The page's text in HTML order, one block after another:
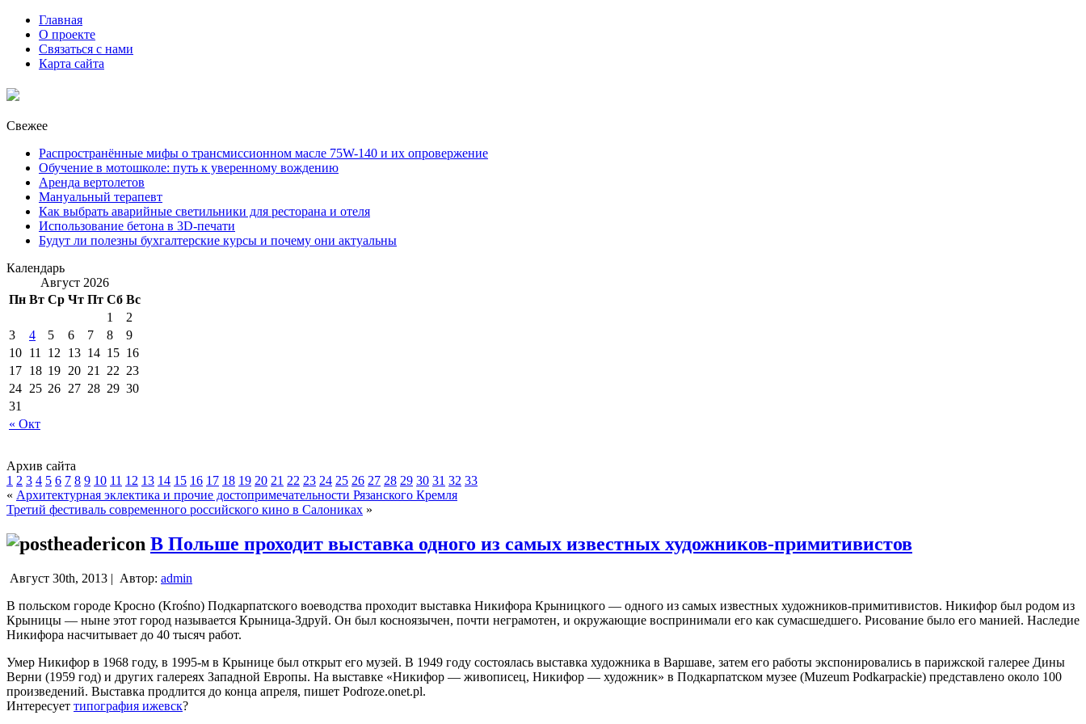
Главная
О проекте
Связаться с нами
Карта сайта
Свежее
Распространённые мифы о трансмиссионном масле 75W-140 и их опровержение
Обучение в мотошколе: путь к уверенному вождению
Аренда вертолетов
Мануальный терапевт
Как выбрать аварийные светильники для ресторана и отеля
Использование бетона в 3D-печати
Будут ли полезны бухгалтерские курсы и почему они актуальны
Календарь
Август 2026
Пн Вт Ср Чт Пт Сб Вс
« Окт
1
2
3
4 5 6 7 8
9
10 11 12 13 14 15 16
17 18 19 20 21 22 23
24 25 26 27 28 29 30
31
Архив сайта
1 2 3 4 5 6 7 8 9 10 11 12 13 14 15 16 17 18 19 20 21 22 23 24 25 26 27 28 29 30 31 32 33
« Архитектурная эклектика и прочие достопримечательности Рязанского Кремля
Третий фестиваль современного российского кино в Салониках »
В Польше проходит выставка одного из самых известных художников-примитивистов
Август 30th, 2013 | Автор: admin
В польском городе Кросно (Krośno) Подкарпатского воеводства проходит выставка Никифора Крыницкого — одного из самых известных художников-примитивистов. Никифор был родом из
Крыницы — ныне этот город называется Крыница-Здруй. Он был косноязычен, почти неграмотен, и окружающие воспринимали его как сумасшедшего. Рисование было его манией. Наследие
Никифора насчитывает до 40 тысяч работ.
Умер Никифор в 1968 году, в 1995-м в Крынице был открыт его музей. В 1949 году состоялась выставка художника в Варшаве, затем его работы экспонировались в парижской галерее Дины
Верни (1959 год) и других галереях Западной Европы. На выставке «Никифор — живописец, Никифор — художник» в Подкарпатском музее (Muzeum Podkarpackie) представлено около 100
произведений. Выставка продлится до конца апреля, пишет Podroze.onet.pl.
Интересует типография ижевск?